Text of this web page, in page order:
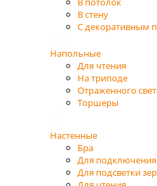
В стену
С декоративным
Напольные
Для чтения
На триподе
Отраженного
Торшеры
Настенные
Бра
Для подключения
Для подсветки